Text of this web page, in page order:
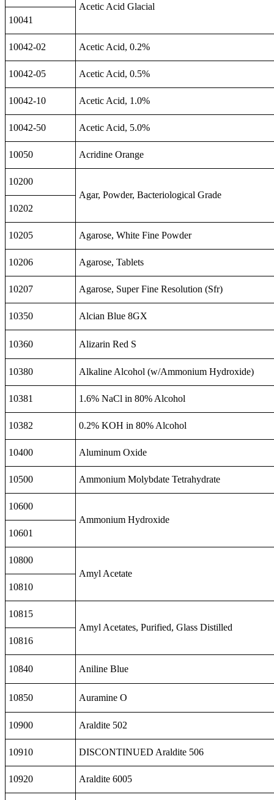
Acetic Acid Glacial
10041
10042-02 Acetic Acid, 0.2%
10042-05 Acetic Acid, 0.5%
10042-10 Acetic Acid, 1.0%
10042-50 Acetic Acid, 5.0%
10050 Acridine Orange
10200
Agar, Powder, Bacteriological Grade
10202
10205 Agarose, White Fine Powder
10206 Agarose, Tablets
10207 Agarose, Super Fine Resolution (Sfr)
10350 Alcian Blue 8GX
10360 Alizarin Red S
10380 Alkaline Alcohol (w/Ammonium Hydroxide)
10381 1.6% NaCl in 80% Alcohol
10382 0.2% KOH in 80% Alcohol
10400 Aluminum Oxide
10500 Ammonium Molybdate Tetrahydrate
10600
Ammonium Hydroxide
10601
10800
Amyl Acetate
10810
10815
Amyl Acetates, Purified, Glass Distilled
10816
10840 Aniline Blue
10850 Auramine O
10900 Araldite 502
10910 DISCONTINUED Araldite 506
10920 Araldite 6005